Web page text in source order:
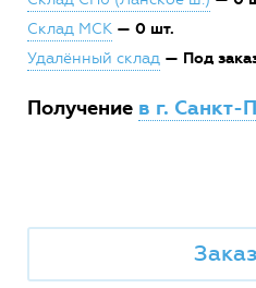
Склад МСК — 0 шт.
Удалённый склад — Под
Получение в г. Санкт-